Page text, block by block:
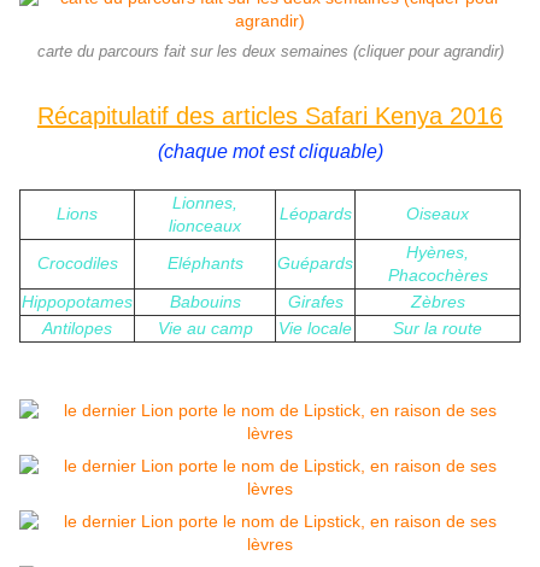
carte du parcours fait sur les deux semaines (cliquer pour agrandir)
Récapitulatif des articles Safari Kenya 2016
(chaque mot est cliquable)
Lions
Lionnes,
lionceaux
Léopards Oiseaux
Crocodiles Eléphants Guépards
Hyènes,
Phacochères
Hippopotames
Babouins Girafes
Zèbres
Antilopes
Vie au camp Vie locale Sur la route